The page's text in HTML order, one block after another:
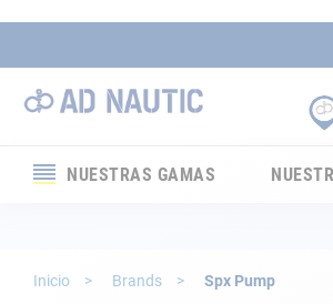
NUESTRAS GAMAS
Electricidad
Inicio Brands Spx Pump